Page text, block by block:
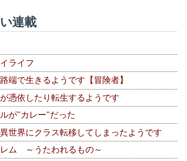
連載
ライフ
端で生きるようです【冒険者】
憑依したり転生するようです
が"カレー"だった
異世界にクラス転移してしまったようです
ム ～うたわれるもの～